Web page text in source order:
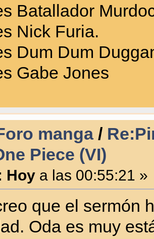
Batallador
Nick Furia.
Dum Dum
Gabe Jones
manga/
Piece (VI)
Hoya las 00:55:21 »
que el sermón
Oda es muy